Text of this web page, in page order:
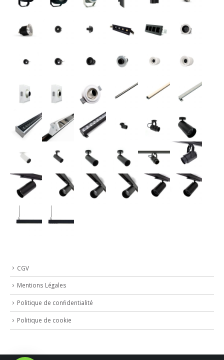
CGV
Mentions Légales
Politique de confidentialité
Politique de cookie